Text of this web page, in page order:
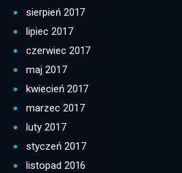
sierpień 2017
lipiec 2017
czerwiec 2017
maj 2017
kwiecień 2017
marzec 2017
luty 2017
styczeń 2017
listopad 2016